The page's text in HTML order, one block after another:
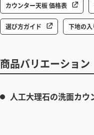
カウンター天板 価格表
選び方ガイド 下地の
商品バリエーション
人工大理石の洗面カウ